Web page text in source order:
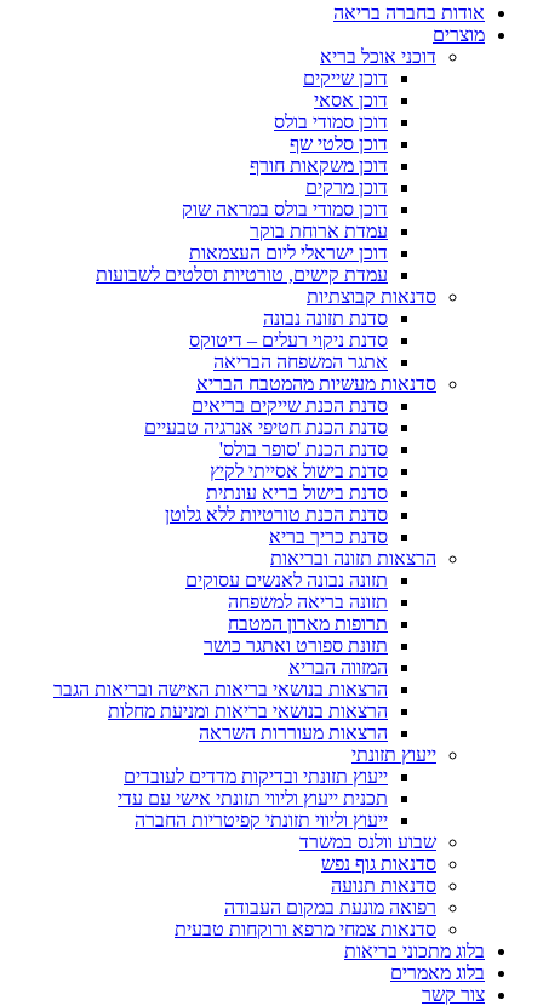
אודות בחברה בריאה
מוצרים
דוכני אוכל בריא
דוכן שייקים
דוכן אסאי
דוכן סמודי בולס
דוכן סלטי שף
דוכן משקאות חורף
דוכן מרקים
דוכן סמודי בולס במראה שוק
עמדת ארוחת בוקר
דוכן ישראלי ליום העצמאות
עמדת קישים, טורטיות וסלטים לשבועות
סדנאות קבוצתיות
סדנת תזונה נבונה
סדנת ניקוי רעלים – דיטוקס
אתגר המשפחה הבריאה
סדנאות מעשיות מהמטבח הבריא
סדנת הכנת שייקים בריאים
סדנת הכנת חטיפי אנרגיה טבעיים
סדנת הכנת 'סופר בולס'
סדנת בישול אסייתי לקיץ
סדנת בישול בריא עונתית
סדנת הכנת טורטיות ללא גלוטן
סדנת כריך בריא
הרצאות תזונה ובריאות
תזונה נבונה לאנשים עסוקים
תזונה בריאה למשפחה
תרופות מארון המטבח
תזונת ספורט ואתגר כושר
המזווה הבריא
הרצאות בנושאי בריאות האישה ובריאות הגבר
הרצאות בנושאי בריאות ומניעת מחלות
הרצאות מעוררות השראה
ייעוץ תזונתי
ייעוץ תזונתי ובדיקות מדדים לעובדים
תכנית ייעוץ וליווי תזונתי אישי עם עדי
ייעוץ וליווי תזונתי קפיטריות החברה
שבוע וולנס במשרד
סדנאות גוף נפש
סדנאות תנועה
רפואה מונעת במקום העבודה
סדנאות צמחי מרפא ורוקחות טבעית
בלוג מתכוני בריאות
בלוג מאמרים
צור קשר